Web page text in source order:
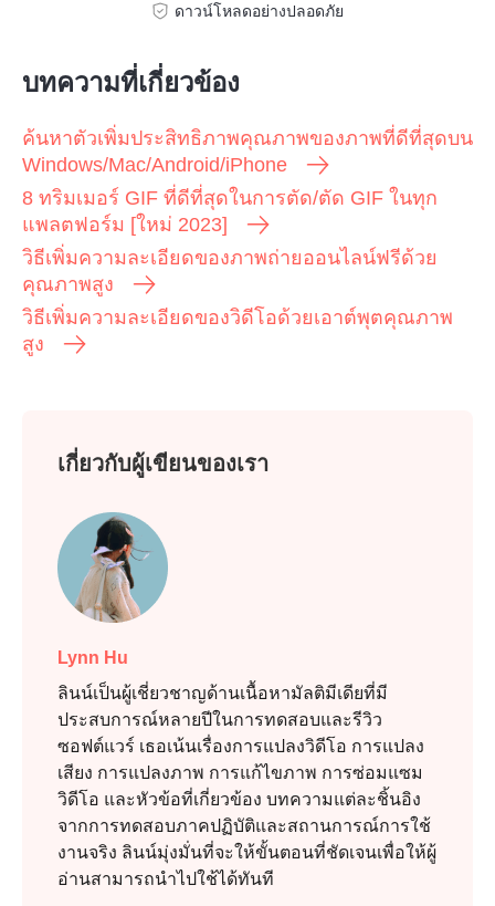
ดาวน์โหลดอย่างปลอดภัย
บทความที่เกี่ยวข้อง
ค้นหาตัวเพิ่มประสิทธิภาพคุณภาพของภาพที่ดีที่สุดบน
Windows/Mac/Android/iPhone
8 ทริมเมอร์ GIF ที่ดีที่สุดในการตัด/ตัด GIF ในทุก
แพลตฟอร์ม [ใหม่ 2023]
วิธีเพิ่มความละเอียดของภาพถ่ายออนไลน์ฟรีด้วย
คุณภาพสูง
วิธีเพิ่มความละเอียดของวิดีโอด้วยเอาต์พุตคุณภาพ
สูง
เกี่ยวกับผู้เขียนของเรา
Lynn Hu
ลินน์เป็นผู้เชี่ยวชาญด้านเนื้อหามัลติมีเดียที่มี
ประสบการณ์หลายปีในการทดสอบและรีวิว
ซอฟต์แวร์ เธอเน้นเรื่องการแปลงวิดีโอ การแปลง
เสียง การแปลงภาพ การแก้ไขภาพ การซ่อมแซม
วิดีโอ และหัวข้อที่เกี่ยวข้อง บทความแต่ละชิ้นอิง
จากการทดสอบภาคปฏิบัติและสถานการณ์การใช้
งานจริง ลินน์มุ่งมั่นที่จะให้ขั้นตอนที่ชัดเจนเพื่อให้ผู้
อ่านสามารถนำไปใช้ได้ทันที